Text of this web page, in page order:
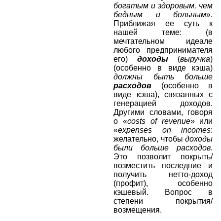
богатым и здоровым, чем
бедным и больным».
Приближая ее суть к
нашей теме: (в
мечтательном идеале
любого предпринимателя
его)доходы (выручка)
(особенно в виде кэша)
должны быть больше
расходов
(особенно в
виде кэша), связанных с
генерацией доходов.
Другими словами, говоря
о «costs of revenue» или
«expenses on incomes:
желательно, чтобыдоходы
были больше расходов.
Это позволит покрыть/
возместить последние и
получить нетто-доход
(профит), особенно
кэшевый. Вопрос в
степени покрытия/
возмещения.